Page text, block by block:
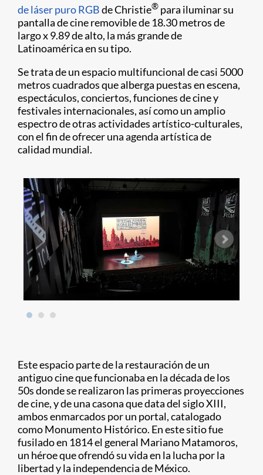
de láser puro RGBde Christie® para iluminar su
pantalla de cine removible de 18.30 metros de
largo x 9.89 de alto, la más grande de
Latinoamérica en su tipo.
Se trata de un espacio multifuncional de casi 5000
metros cuadrados que alberga puestas en escena,
espectáculos, conciertos, funciones de cine y
festivales internacionales, así como un amplio
espectro de otras actividades artístico-culturales,
con el fin de ofrecer una agenda artística de
calidad mundial.
Este espacio parte de la restauración de un
antiguo cine que funcionaba en la década de los
50s donde se realizaron las primeras proyecciones
de cine, y de una casona que data del siglo XIII,
ambos enmarcados por un portal, catalogado
como Monumento Histórico. En este sitio fue
fusilado en 1814 el general Mariano Matamoros,
un héroe que ofrendó su vida en la lucha por la
libertad y la independencia de México.